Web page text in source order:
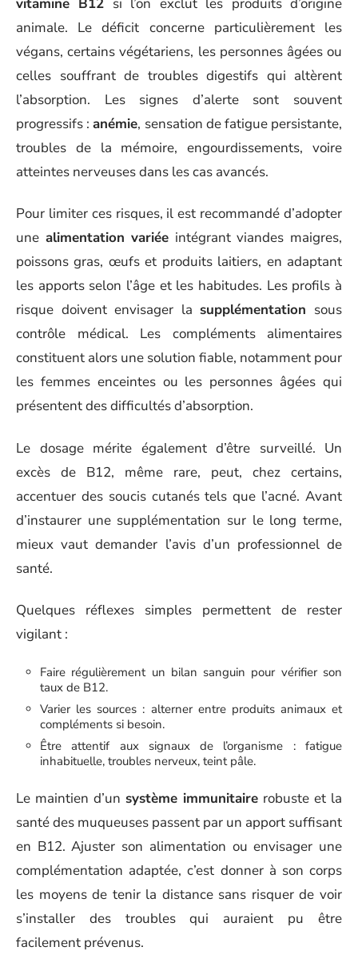
animale. Le déficit concerne particulièrement les
végans, certains végétariens, les personnes âgées ou
celles souffrant de troubles digestifs qui altèrent
l’absorption. Les signes d’alerte sont souvent
progressifs :anémie, sensation de fatigue persistante,
troubles de la mémoire, engourdissements, voire
atteintes nerveuses dans les cas avancés.
Pour limiter ces risques, il est recommandé d’adopter
une alimentation variée intégrant viandes maigres,
poissons gras, œufs et produits laitiers, en adaptant
les apports selon l’âge et les habitudes. Les profils à
risque doivent envisager la supplémentation sous
contrôle médical. Les compléments alimentaires
constituent alors une solution fiable, notamment pour
les femmes enceintes ou les personnes âgées qui
présentent des difficultés d’absorption.
Le dosage mérite également d’être surveillé. Un
excès de B12, même rare, peut, chez certains,
accentuer des soucis cutanés tels que l’acné. Avant
d’instaurer une supplémentation sur le long terme,
mieux vaut demander l’avis d’un professionnel de
santé.
Quelques réflexes simples permettent de rester
vigilant :
Faire régulièrement un bilan sanguin pour vérifier son
taux de B12.
Varier les sources : alterner entre produits animaux et
compléments si besoin.
Être attentif aux signaux de l’organisme : fatigue
inhabituelle, troubles nerveux, teint pâle.
Le maintien d’un système immunitaire robuste et la
santé des muqueuses passent par un apport suffisant
en B12. Ajuster son alimentation ou envisager une
complémentation adaptée, c’est donner à son corps
les moyens de tenir la distance sans risquer de voir
s’installer des troubles qui auraient pu être
facilement prévenus.